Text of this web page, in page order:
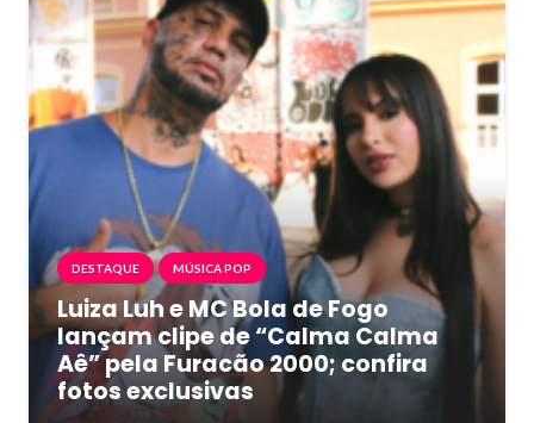
DESTAQUE MÚSICA POP
Luiza Luh e MC Bola de Fogo
lançam clipe de “Calma Calma
Aê” pela Furacão 2000; confira
fotos exclusivas